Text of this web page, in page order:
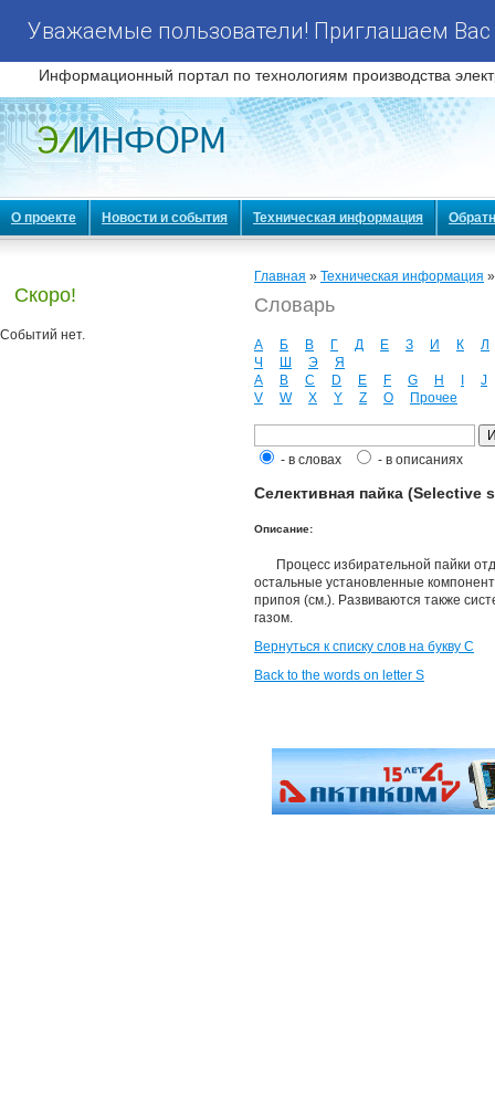
Уважаемые пользователи! Приглашаем
Информационный портал по технологиям производства
О проекте Новости и события Техническая информация
Скоро!
Событий нет.
Главная » Техническая информация
Словарь
А Б В Г Д Е З И К
Л
Ч
Ш Э
Я
A
B C D E F G H
J
V
W X Y Z О Прочее
- в словах - в описаниях
Селективная пайка (Selective
Описание:
Процесс избирательной пайки
остальные установленные
припоя (см.). Развиваются также
газом.
Вернуться к списку слов на букву С
Back to the words on letter S